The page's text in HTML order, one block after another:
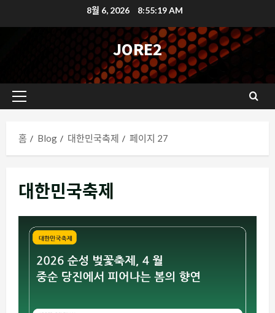
텐
가
8월 6, 2026 8:55:19 AM
JORE2
기
메
홈 Blog 대한민국축제 페이지 27
대한민국축제